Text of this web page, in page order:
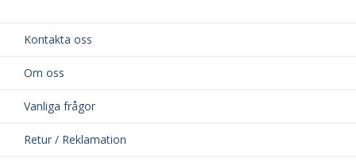
Kontakta oss
Om oss
Vanliga frågor
Retur / Reklamation